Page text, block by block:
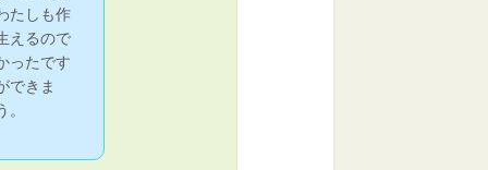
たしも作
えるので
ったです
できま